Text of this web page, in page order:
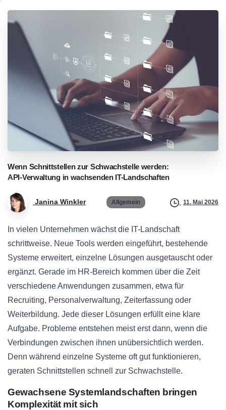
Wenn Schnittstellen zur Schwachstelle werden:
API-Verwaltung in wachsenden IT-Landschaften
Janina Winkler Allgemein 11. Mai 2026
In vielen Unternehmen wächst die IT-Landschaft
schrittweise. Neue Tools werden eingeführt, bestehende
Systeme erweitert, einzelne Lösungen ausgetauscht oder
ergänzt. Gerade im HR-Bereich kommen über die Zeit
verschiedene Anwendungen zusammen, etwa für
Recruiting, Personalverwaltung, Zeiterfassung oder
Weiterbildung. Jede dieser Lösungen erfüllt eine klare
Aufgabe. Probleme entstehen meist erst dann, wenn die
Verbindungen zwischen ihnen unübersichtlich werden.
Denn während einzelne Systeme oft gut funktionieren,
geraten Schnittstellen schnell zur Schwachstelle.
Gewachsene Systemlandschaften bringen
Komplexität mit sich